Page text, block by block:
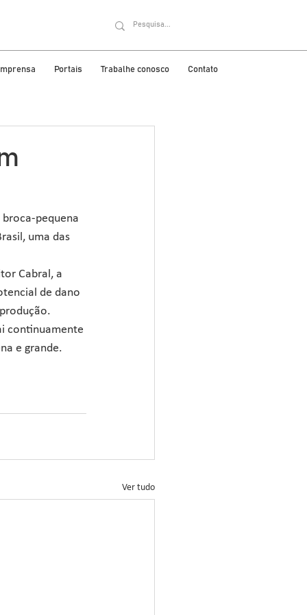
Portais Trabalhe conosco Contato
pequena
uma das
Cabral, a
de dano
continuamente
e grande.
Ver tudo